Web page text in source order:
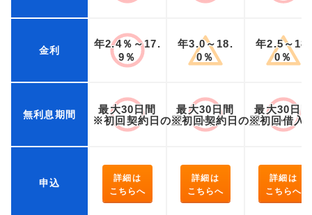
金利
年2.4％～17.
9％
年3.0～18.
0％
年2.5～18.
0％
無利息期間 最大30日間
※初回契約日の翌日から
最大30日間
※初回契約日の翌日から
最大30日間
※初回借入
申込
詳細は
こちらへ
詳細は
こちらへ
詳細は
こちらへ